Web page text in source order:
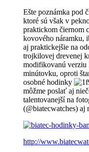
Ešte poznámka pod
ktoré sú však v
praktickom čiernom
kovového náramku,
aj praktickejšie na
trojkilovej drevenej
modifikovanú verziu
minútovku, oproti
osobné hodinky
môžme poslať aj
talentovanejší na
(@biatecwatches) aj
http://